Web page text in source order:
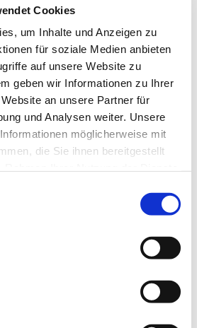
Cookies
um Inhalte und Anzeigen zu
für soziale Medien anbieten
auf unsere Website zu
geben wir Informationen zu Ihrer
an unsere Partner für
und Analysen weiter. Unsere
möglicherweise mit
die Sie ihnen bereitgestellt
und die Diakonie
laden herzlich ein in das
gemeinsamer Ort der
insbesondere an ältere
allen Bürgerinnen und